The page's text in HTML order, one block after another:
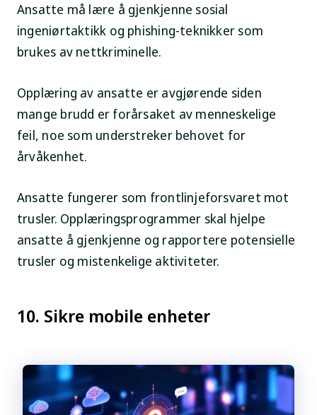
Ansatte må lære å gjenkjenne sosial
ingeniørtaktikk og phishing-teknikker som
brukes av nettkriminelle.
Opplæring av ansatte er avgjørende siden
mange brudd er forårsaket av menneskelige
feil, noe som understreker behovet for
årvåkenhet.
Ansatte fungerer som frontlinjeforsvaret mot
trusler. Opplæringsprogrammer skal hjelpe
ansatte å gjenkjenne og rapportere potensielle
trusler og mistenkelige aktiviteter.
10. Sikre mobile enheter